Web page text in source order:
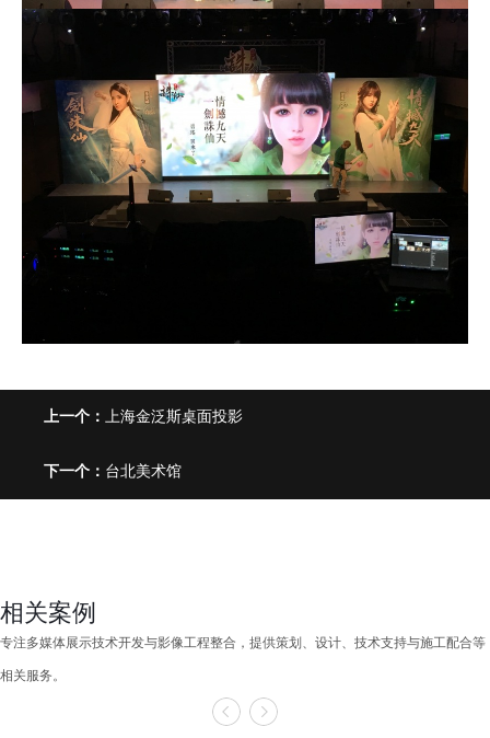
上一个： 上海金泛斯桌面投影
下一个： 台北美术馆
相关案例
专注多媒体展示技术开发与影像工程整合，提供策划、设计、技术支持与施工配合等
相关服务。